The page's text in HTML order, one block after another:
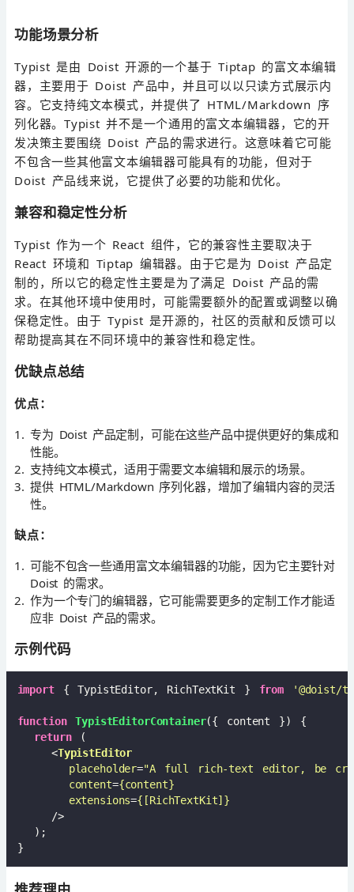
功能场景分析
Typist 是由 Doist 开源的一个基于 Tiptap 的富文本编辑
器，主要用于 Doist 产品中，并且可以以只读方式展示内
容。它支持纯文本模式，并提供了 HTML/Markdown 序
列化器。Typist 并不是一个通用的富文本编辑器，它的开
发决策主要围绕 Doist 产品的需求进行。这意味着它可能
不包含一些其他富文本编辑器可能具有的功能，但对于
Doist 产品线来说，它提供了必要的功能和优化。
兼容和稳定性分析
Typist 作为一个 React 组件，它的兼容性主要取决于
React 环境和 Tiptap 编辑器。由于它是为 Doist 产品定
制的，所以它的稳定性主要是为了满足 Doist 产品的需
求。在其他环境中使用时，可能需要额外的配置或调整以确
保稳定性。由于 Typist 是开源的，社区的贡献和反馈可以
帮助提高其在不同环境中的兼容性和稳定性。
优缺点总结
优点：
专为 Doist 产品定制，可能在这些产品中提供更好的集成和
性能。
支持纯文本模式，适用于需要文本编辑和展示的场景。
提供 HTML/Markdown 序列化器，增加了编辑内容的灵活
性。
缺点：
可能不包含一些通用富文本编辑器的功能，因为它主要针对
Doist 的需求。
作为一个专门的编辑器，它可能需要更多的定制工作才能适
应非 Doist 产品的需求。
示例代码
import { TypistEditor, RichTextKit } from '@doist/
function TypistEditorContainer({ content }) {
return (
<TypistEditor
placeholder="A full rich-text editor, be
content={content}
extensions={[RichTextKit]}
    />
  );